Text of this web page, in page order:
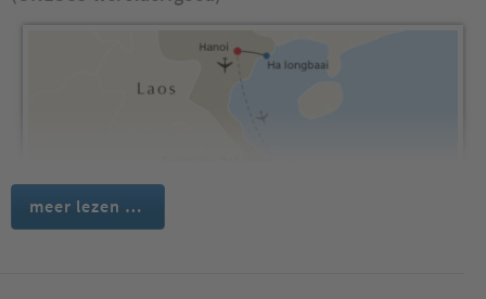
meer lezen …